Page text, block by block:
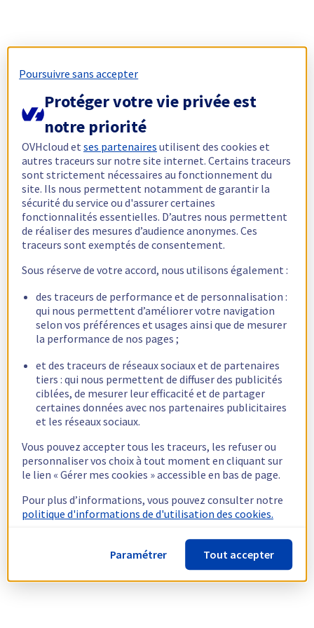
Poursuivre sans accepter
Protéger votre vie privée est
notre priorité
OVHcloud etses partenaires utilisent des cookies et
autres traceurs sur notre site internet. Certains traceurs
sont strictement nécessaires au fonctionnement du
site. Ils nous permettent notamment de garantir la
sécurité du service ou d'assurer certaines
fonctionnalités essentielles. D’autres nous permettent
de réaliser des mesures d’audience anonymes. Ces
traceurs sont exemptés de consentement.
Sous réserve de votre accord, nous utilisons également :
des traceurs de performance et de personnalisation :
qui nous permettent d’améliorer votre navigation
selon vos préférences et usages ainsi que de mesurer
la performance de nos pages ;
et des traceurs de réseaux sociaux et de partenaires
tiers : qui nous permettent de diffuser des publicités
ciblées, de mesurer leur efficacité et de partager
certaines données avec nos partenaires publicitaires
et les réseaux sociaux.
Vous pouvez accepter tous les traceurs, les refuser ou
personnaliser vos choix à tout moment en cliquant sur
le lien « Gérer mes cookies » accessible en bas de page.
Pour plus d’informations, vous pouvez consulter notre
politique d'informations de d'utilisation des cookies.
Paramétrer Tout accepter